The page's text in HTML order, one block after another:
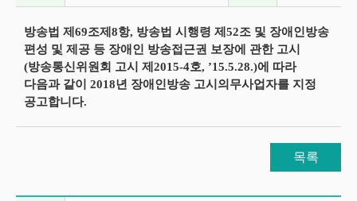
방송법 제69조제8항, 방송법 시행령 제52조 및 장애인방송
편성 및 제공 등 장애인 방송접근권 보장에 관한 고시
(방송통신위원회 고시 제2015-4호, ’15.5.28.)에 따라
다음과 같이 2018년 장애인방송 고시의무사업자를 지정
공고합니다.
목록